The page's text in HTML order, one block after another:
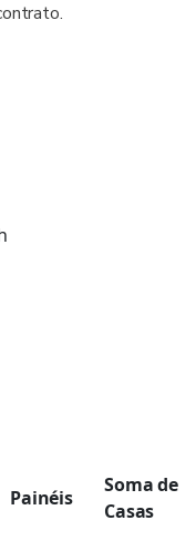
Painéis
Soma de
Casas